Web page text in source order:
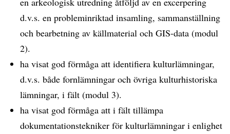
d.v.s. en probleminriktad insamling, sammanställning
och bearbetning av källmaterial och GIS-data (modul
2).
ha visat god förmåga att identifiera kulturlämningar,
d.v.s. både fornlämningar och övriga kulturhistoriska
lämningar, i fält (modul 3).
ha visat god förmåga att i fält tillämpa
dokumentationstekniker för kulturlämningar i enlighet